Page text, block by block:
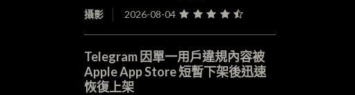
攝影 2026-08-04
Telegram 因單一用戶違規內容被
Apple App Store 短暫下架後迅速
恢復上架